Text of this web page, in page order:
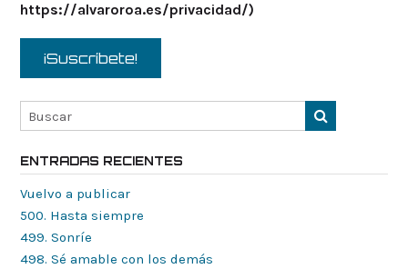
https://alvaroroa.es/privacidad/)
ENTRADAS RECIENTES
Vuelvo a publicar
500. Hasta siempre
499. Sonríe
498. Sé amable con los demás